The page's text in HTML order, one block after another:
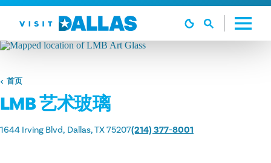
跳转到内容
首页
LMB 艺术玻璃
1644 Irving Blvd Dallas, TX 75207(214) 377-8001